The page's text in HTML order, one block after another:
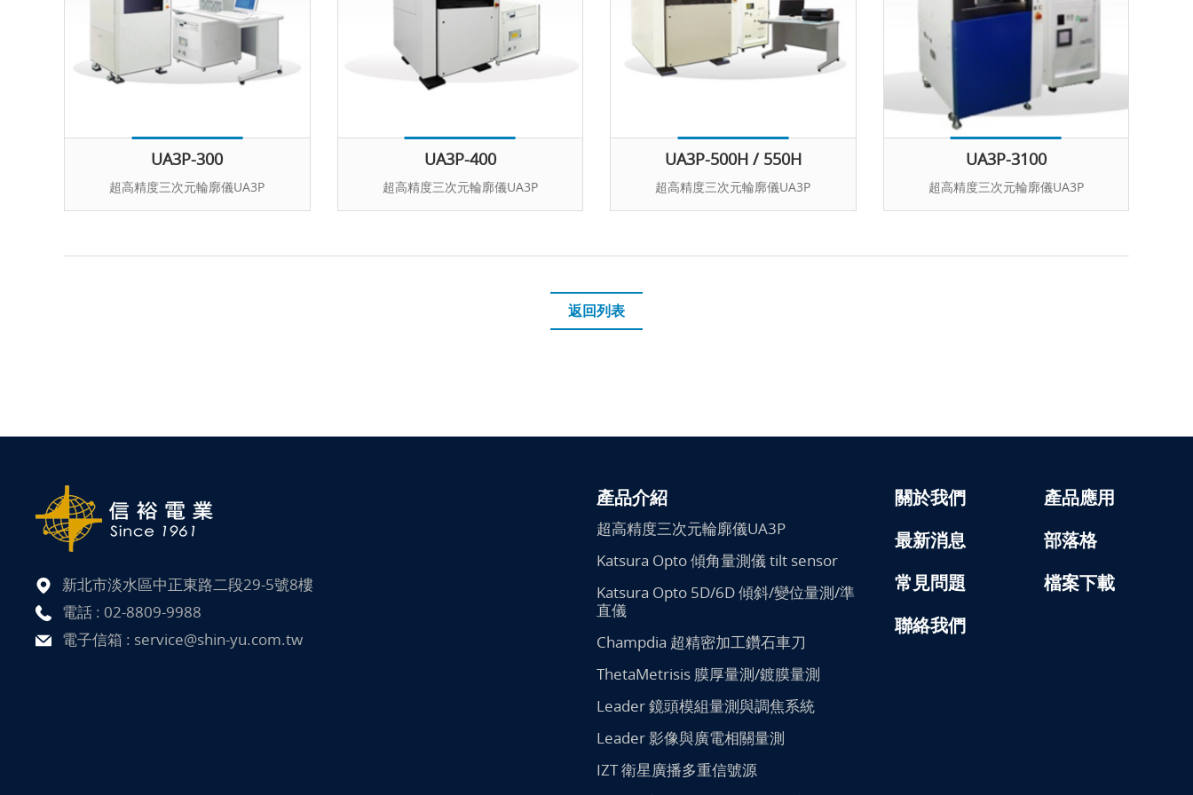
UA3P-300
超高精度三次元輪廓儀UA3P
UA3P-400
超高精度三次元輪廓儀UA3P
UA3P-500H / 550H
超高精度三次元輪廓儀UA3P
UA3P-3100
超高精度三次元輪廓儀UA3P
返回列表
產品介紹
超高精度三次元輪廓儀UA3P
Katsura Opto 傾角量測儀 tilt sensor
Katsura Opto 5D/6D 傾斜/變位量測/準
直儀
Champdia 超精密加工鑽石車刀
ThetaMetrisis 膜厚量測/鍍膜量測
Leader 鏡頭模組量測與調焦系統
Leader 影像與廣電相關量測
IZT 衛星廣播多重信號源
關於我們
產品應用
最新消息
部落格
常見問題
檔案下載
聯絡我們
新北市淡水區中正東路二段29-5號8樓
電話 : 02-8809-9988
電子信箱 : service@shin-yu.com.tw